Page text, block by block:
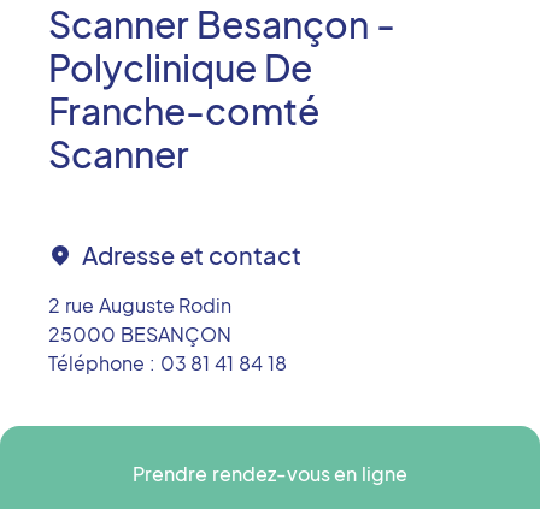
Scanner Besançon -
Polyclinique De
Franche-comté
Scanner
Adresse et contact
2 rue Auguste Rodin
25000 BESANÇON
Téléphone : 03 81 41 84 18
Prendre rendez-vous en ligne